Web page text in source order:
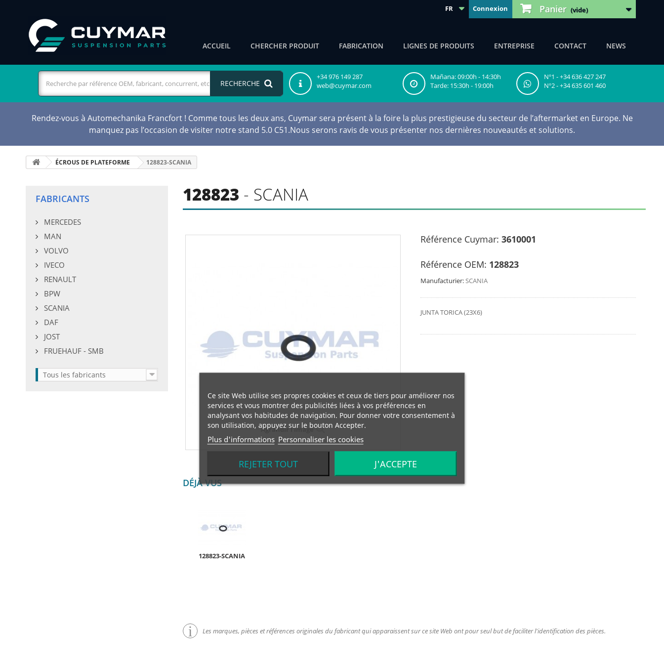
Panier (vide)
Connexion
FR
ACCUEIL CHERCHER PRODUIT FABRICATION LIGNES DE PRODUITS ENTREPRISE CONTACT NEWS
RECHERCHE
+34 976 149 287
web@cuymar.com
Mañana: 09:00h - 14:30h
Tarde: 15:30h - 19:00h
Nº1 - +34 636 427 247
Nº2 - +34 635 601 460
Rendez-vous à Automechanika Francfort ! Comme tous les deux ans, Cuymar sera présent à la foire la plus prestigieuse du secteur de l’aftermarket en Europe. Ne
manquez pas l’occasion de visiter notre stand 5.0 C51.Nous serons ravis de vous présenter nos dernières nouveautés et solutions.
ÉCROUS DE PLATEFORME 128823-SCANIA
FABRICANTS
MERCEDES
MAN
VOLVO
IVECO
RENAULT
BPW
SCANIA
DAF
JOST
FRUEHAUF - SMB
Tous les fabricants
128823 - SCANIA
Agrandir l'image
Référence Cuymar: 3610001
Référence OEM: 128823
Manufacturier:SCANIA
JUNTA TORICA (23X6)
DÉJÀ VUS
128823-SCANIA
Les marques, pièces et références originales du fabricant qui apparaissent sur ce site Web ont pour seul but de faciliter l'identification des pièces.
Ce site Web utilise ses propres cookies et ceux de tiers pour améliorer nos
services et vous montrer des publicités liées à vos préférences en
analysant vos habitudes de navigation. Pour donner votre consentement à
son utilisation, appuyez sur le bouton Accepter.
Plus d'informations Personnaliser les cookies
REJETER TOUT J'ACCEPTE